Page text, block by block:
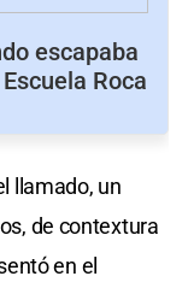
escapaba
Roca
llamado, un
de contextura
en el